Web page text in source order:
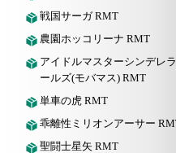
戦国サーガ RMT
農園ホッコリーナ RMT
アイドルマスターシンデレ
ールズ(モバマス) RMT
単車の虎 RMT
乖離性ミリオンアーサー
聖闘士星矢 RMT